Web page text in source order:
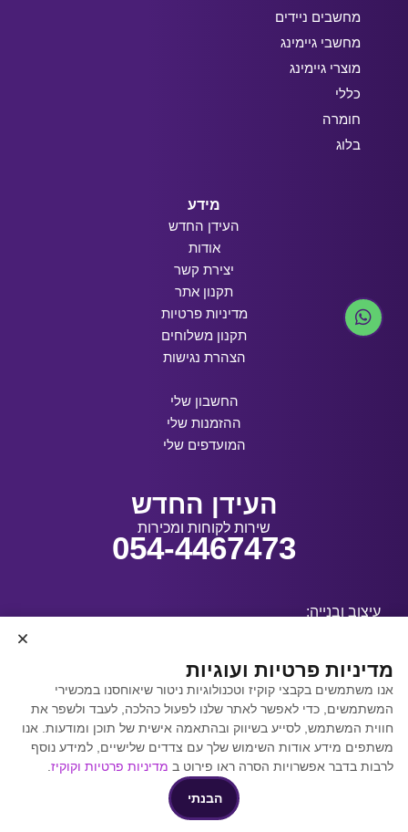
מחשבים ניידים
מחשבי גיימינג
מוצרי גיימינג
כללי
חומרה
בלוג
מידע
העידן החדש
אודות
יצירת קשר
תקנון אתר
מדיניות פרטיות
תקנון משלוחים
הצהרת נגישות
החשבון שלי
ההזמנות שלי
המועדפים שלי
העידן החדש
שירות לקוחות ומכירות
054-4467473
עיצוב ובנייה:
קידום אתרים באמצעות
Y.Y. Digital
מדיניות פרטיות ועוגיות
אנו משתמשים בקבצי קוקיז וטכנולוגיות ניטור שיאוחסנו במכשירי
המשתמשים, כדי לאפשר לאתר שלנו לפעול כהלכה, לעבד ולשפר את
חווית המשתמש, לסייע בשיווק ובהתאמה אישית של תוכן ומודעות. אנו
משתפים מידע אודות השימוש שלך עם צדדים שלישיים, למידע נוסף
לרבות בדבר אפשרויות הסרה ראו פירוט ב מדיניות פרטיות וקוקיז
הבנתי